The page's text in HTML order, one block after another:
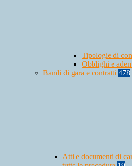
Tipologie di
Obblighi e
Bandi di gara e contratti 478
Atti e documenti di